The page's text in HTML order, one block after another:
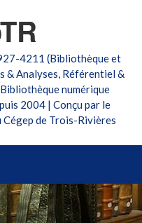
4211 (Bibliothèque et
& Analyses, Référentiel &
numérique
2004 | Conçu par le
de Trois-Rivières